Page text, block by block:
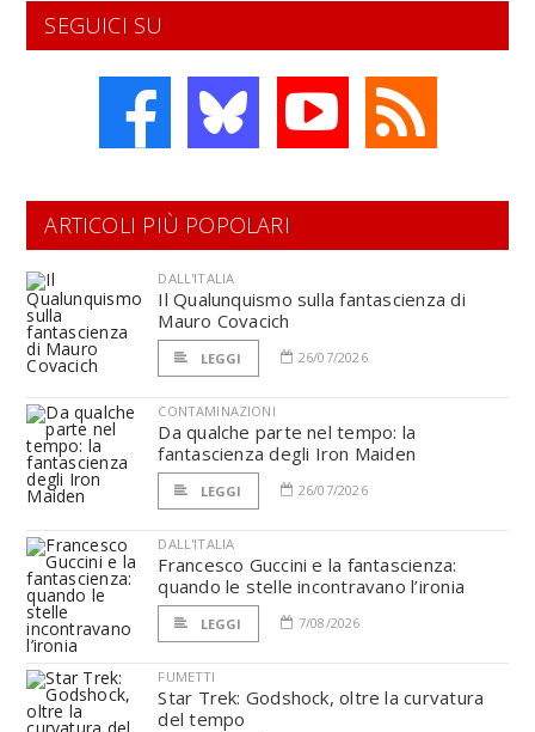
SEGUICI SU
ARTICOLI PIÙ POPOLARI
DALL'ITALIA
Il Qualunquismo sulla fantascienza di
Mauro Covacich
LEGGI 26/07/2026
CONTAMINAZIONI
Da qualche parte nel tempo: la
fantascienza degli Iron Maiden
LEGGI 26/07/2026
DALL'ITALIA
Francesco Guccini e la fantascienza:
quando le stelle incontravano l’ironia
LEGGI 7/08/2026
FUMETTI
Star Trek: Godshock, oltre la curvatura
del tempo